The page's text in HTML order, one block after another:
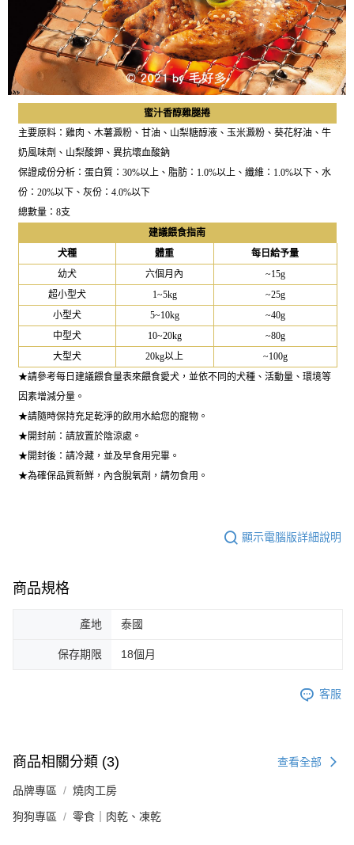
蜜汁香醇雞腿捲
主要原料：雞肉、木薯澱粉、甘油、山梨糖醇液、玉米澱粉、葵花籽油、牛
奶風味劑、山梨酸鉀、異抗壞血酸鈉
保證成份分析：蛋白質：30%以上、脂肪：1.0%以上、纖維：1.0%以下、水
份：20%以下、灰份：4.0%以下
總數量：8支
建議餵食指南
犬種
體重
每日給予量
幼犬
六個月內
~15g
超小型犬
1~5kg
~25g
小型犬
5~10kg
~40g
中型犬
10~20kg
~80g
大型犬
20kg以上
~100g
★請參考每日建議餵食量表來餵食愛犬，並依不同的犬種、活動量、環境等
因素增減分量。
★請隨時保持充足乾淨的飲用水給您的寵物。
★開封前：請放置於陰涼處。
★開封後：請冷藏，並及早食用完畢。
★為確保品質新鮮，內含脫氧劑，請勿食用。
顯示電腦版詳細說明
商品規格
產地 泰國
保存期限 18個月
客服
商品相關分類 (3) 查看全部
品牌專區 燒肉工房
狗狗專區 零食｜肉乾、凍乾